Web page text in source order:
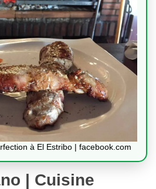
à El Estribo | facebook.com
| Cuisine